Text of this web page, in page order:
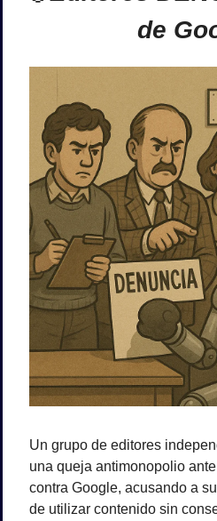
de
Un grupo de editores
una queja antimonopolio
contra Google, acusando a
de utilizar contenido sin